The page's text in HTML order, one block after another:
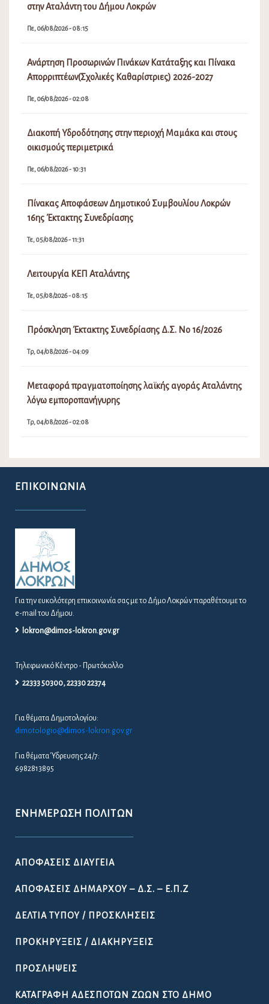
στην Αταλάντη του Δήμου Λοκρών
Πε, 06/08/2026 - 08:15
Ανάρτηση Προσωρινών Πινάκων Κατάταξης και Πίνακα
Απορριπτέων(Σχολικές Καθαρίστριες) 2026-2027
Πε, 06/08/2026 - 02:08
Διακοπή Υδροδότησης στην περιοχή Μαμάκα και στους
οικισμούς περιμετρικά
Πε, 06/08/2026 - 10:31
Πίνακας Αποφάσεων Δημοτικού Συμβουλίου Λοκρών
16ης Έκτακτης Συνεδρίασης
Τε, 05/08/2026 - 11:31
Λειτουργία ΚΕΠ Αταλάντης
Τε, 05/08/2026 - 08:15
Πρόσκληση Έκτακτης Συνεδρίασης Δ.Σ. Νο 16/2026
Τρ, 04/08/2026 - 04:09
Μεταφορά πραγματοποίησης λαϊκής αγοράς Αταλάντης
λόγω εμποροπανήγυρης
Τρ, 04/08/2026 - 02:08
ΕΠΙΚΟΙΝΩΝΊΑ
Για την ευκολότερη επικοινωνία σας με το Δήμο Λοκρών παραθέτουμε το
e-mail του Δήμου.
lokron@dimos-lokron.gov.gr
Τηλεφωνικό Κέντρο - Πρωτόκολλο
22333 50300, 22330 22374
Για θέματα Δημοτολογίου:
dimotologio@dimos-lokron.gov.gr
Για θέματα Ύδρευσης 24/7:
6982813895
ΕΝΗΜΈΡΩΣΗ ΠΟΛΙΤΏΝ
ΑΠΟΦΆΣΕΙΣ ΔΙΑΎΓΕΙΑ
ΑΠΟΦΆΣΕΙΣ ΔΗΜΆΡΧΟΥ – Δ.Σ. – Ε.Π.Ζ
ΔΕΛΤΊΑ ΤΎΠΟΥ / ΠΡΟΣΚΛΉΣΕΙΣ
ΠΡΟΚΗΡΎΞΕΙΣ / ΔΙΑΚΗΡΎΞΕΙΣ
ΠΡΟΣΛΉΨΕΙΣ
ΚΑΤΑΓΡΑΦΉ ΑΔΈΣΠΟΤΩΝ ΖΏΩΝ ΣΤΟ ΔΉΜΟ